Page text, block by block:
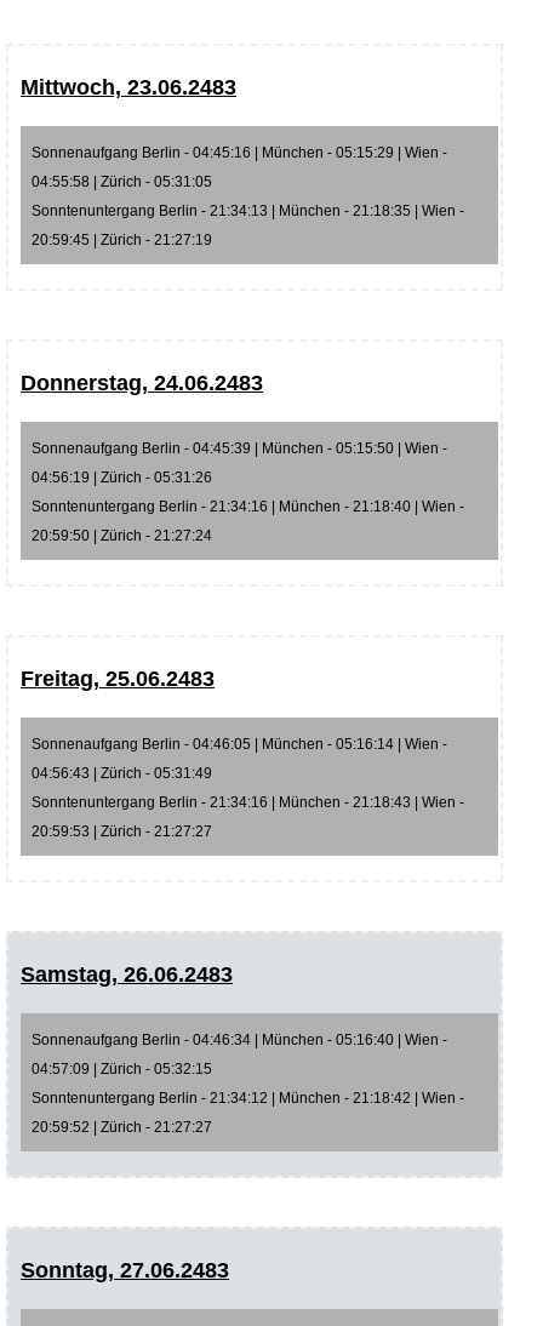
Mittwoch, 23.06.2483
Sonnenaufgang Berlin - 04:45:16 | München - 05:15:29 | Wien -
04:55:58 | Zürich - 05:31:05
Sonntenuntergang Berlin - 21:34:13 | München - 21:18:35 | Wien -
20:59:45 | Zürich - 21:27:19
Donnerstag, 24.06.2483
Sonnenaufgang Berlin - 04:45:39 | München - 05:15:50 | Wien -
04:56:19 | Zürich - 05:31:26
Sonntenuntergang Berlin - 21:34:16 | München - 21:18:40 | Wien -
20:59:50 | Zürich - 21:27:24
Freitag, 25.06.2483
Sonnenaufgang Berlin - 04:46:05 | München - 05:16:14 | Wien -
04:56:43 | Zürich - 05:31:49
Sonntenuntergang Berlin - 21:34:16 | München - 21:18:43 | Wien -
20:59:53 | Zürich - 21:27:27
Samstag, 26.06.2483
Sonnenaufgang Berlin - 04:46:34 | München - 05:16:40 | Wien -
04:57:09 | Zürich - 05:32:15
Sonntenuntergang Berlin - 21:34:12 | München - 21:18:42 | Wien -
20:59:52 | Zürich - 21:27:27
Sonntag, 27.06.2483